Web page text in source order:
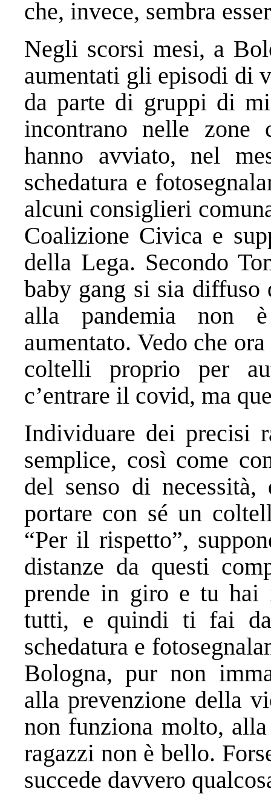
che, invece, sembra
Negli scorsi mesi, a
aumentati gli episodi di
da parte di gruppi di
incontrano nelle zone
hanno avviato, nel
schedatura e
alcuni consiglieri
Coalizione Civica e
della Lega. Secondo
baby gang si sia
alla pandemia non
aumentato. Vedo che
coltelli proprio per
c’entrare il covid, ma
Individuare dei precisi
semplice, così come
del senso di
portare con sé un
“Per il rispetto”,
distanze da questi
prende in giro e tu
tutti, e quindi ti fai
schedatura e
Bologna, pur non
alla prevenzione della
non funziona molto,
ragazzi non è bello.
succede davvero